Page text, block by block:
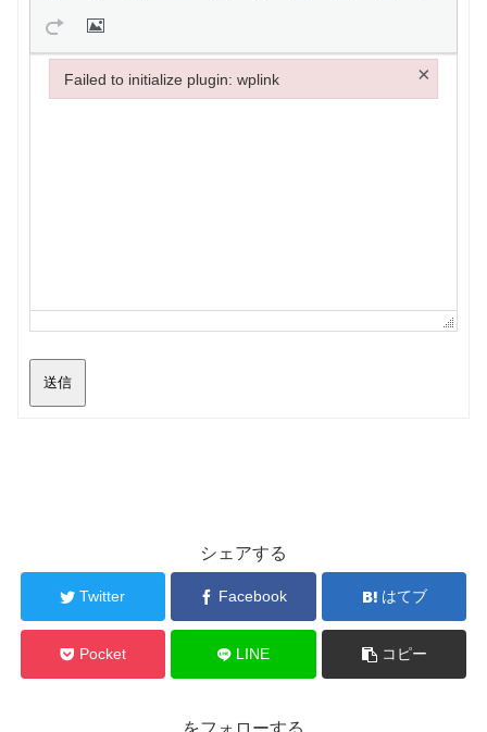
送信
シェアする
Twitter Facebook はてブ
Pocket LINE コピー
Failed to initialize plugin: wplink ×
Failed to initialize plugin: wplink